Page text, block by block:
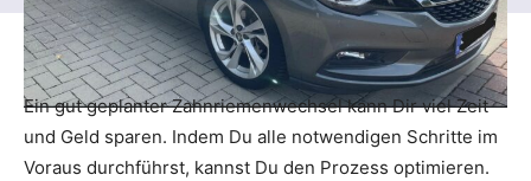
Ein gut geplanter Zahnriemenwechsel kann Dir viel Zeit
und Geld sparen. Indem Du alle notwendigen Schritte im
Voraus durchführst, kannst Du den Prozess optimieren.